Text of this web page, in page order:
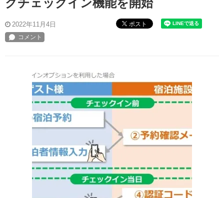
クチェックイン機能を開始
2022年11月4日 ポスト